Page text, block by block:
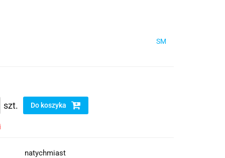
SM
szt. Do koszyka
natychmiast